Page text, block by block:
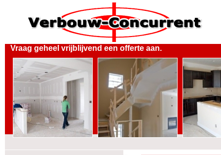
Vraag geheel vrijblijvend een offerte aan.